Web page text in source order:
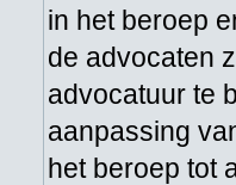
in het beroep
de advocaten
advocatuur te
aanpassing
het beroep tot